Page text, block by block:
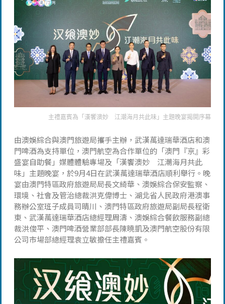
主禮嘉賓為「漢饗澳妙 江潮海月共此味」主題晚宴揭開序幕
由澳娛綜合與澳門旅遊局攜手主辦，武漢萬達瑞華酒店和澳
門啤酒為支持單位，澳門航空為合作單位的「澳門『京』彩
盛宴自助餐」媒體體驗專場及「漢饗澳妙 江潮海月共此
味」主題晚宴，於9月4日在武漢萬達瑞華酒店順利舉行。晚
宴由澳門特區政府旅遊局局長文綺華、澳娛綜合保安監察、
環境、社會及管治總裁洪克偉博士、湖北省人民政府港澳事
務辦公室班子成員司晴川、澳門特區政府旅遊局副局長程衛
東、武漢萬達瑞華酒店總經理周濤、澳娛綜合餐飲服務副總
裁洪俊平、澳門啤酒營業部部長陳曉凱及澳門航空股份有限
公司市場部總經理袁立敏擔任主禮嘉賓。